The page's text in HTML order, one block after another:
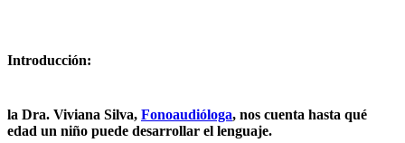
Introducción:
la Dra. Viviana Silva, Fonoaudióloga, nos cuenta hasta qué
edad un niño puede desarrollar el lenguaje.